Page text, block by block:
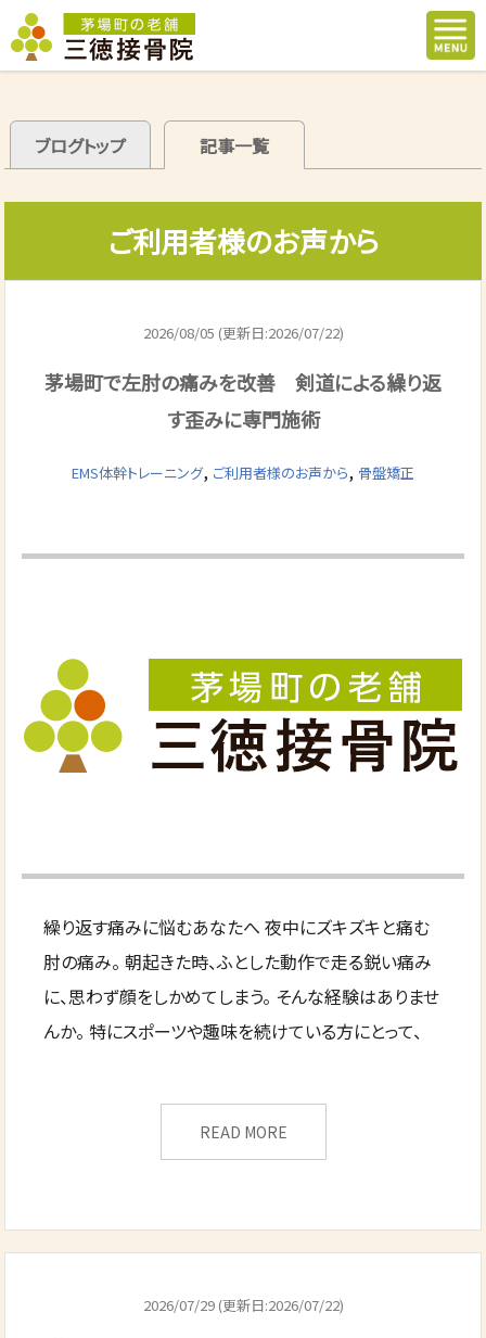
ブログトップ 記事一覧
ご利用者様のお声から
2026/08/05 (更新日:2026/07/22)
茅場町で左肘の痛みを改善 剣道による繰り返
す歪みに専門施術
EMS体幹トレーニング, ご利用者様のお声から, 骨盤矯正
繰り返す痛みに悩むあなたへ 夜中にズキズキと痛む
肘の痛み。 朝起きた時、ふとした動作で走る鋭い痛み
に、思わず顔をしかめてしまう。 そんな経験はありませ
んか。 特にスポーツや趣味を続けている方にとって、
READ MORE
2026/07/29 (更新日:2026/07/22)